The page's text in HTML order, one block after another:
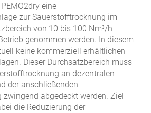
eine
zur Sauerstofftrocknung im
von 10 bis 100 Nm³/h
genommen werden. In diesem
keine kommerziell erhältlichen
Dieser Durchsatzbereich muss
an dezentralen
der anschließenden
zwingend abgedeckt werden. Ziel
die Reduzierung der